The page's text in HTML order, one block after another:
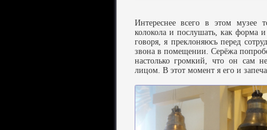
Интереснее всего в этом музее
колокола и послушать, как форма
говоря, я преклоняюсь перед
звона в помещении. Серёжа
настолько громкий, что он сам
лицом. В этот момент я его и